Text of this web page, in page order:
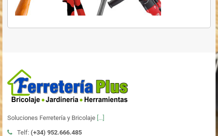
Soluciones Ferretería y Bricolaje [...]
Telf: (+34) 952.666.485